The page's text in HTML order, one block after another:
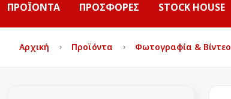
ΠΡΟΪΟΝΤΑ ΠΡΟΣΦΟΡΕΣ STOCK HOUSE
Αρχική Προϊόντα Φωτογραφία & Βίντεο